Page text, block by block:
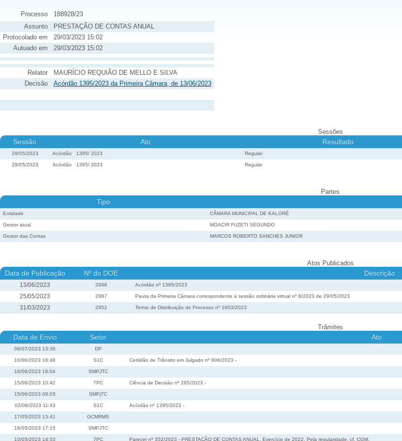
Processo
188928/23
Assunto
PRESTAÇÃO DE CONTAS ANUAL
Protocolado em
29/03/2023 15:02
Autuado em
29/03/2023 15:02
Relator
MAURÍCIO REQUIÃO DE MELLO E SILVA
Decisão
Acórdão 1395/2023 da Primeira Câmara, de 13/06/2023
Sessões
Sessão Ato Resultado
29/05/2023 Acórdão 1395/ 2023 Regular
29/05/2023 Acórdão 1395/ 2023 Regular
Partes
Tipo
Entidade CÂMARA MUNICIPAL DE KALORÉ
Gestor atual MOACIR FUZETI SEGUNDO
Gestor das Contas MARCOS ROBERTO SANCHES JUNIOR
Atos Publicados
Data de Publicação Nº do DOE Descrição
13/06/2023 2998 Acórdão nº 1395/2023
25/05/2023 2987 Pauta da Primeira Câmara correspondente à sessão ordinária virtual nº 8/2023 de 29/05/2023
31/03/2023 2952 Termo de Distribuição de Processo nº 1603/2023
Trâmites
Data de Envio Setor Ato
06/07/2023 13:36 DP
16/06/2023 16:48 S1C Certidão de Trânsito em Julgado nº 806/2023 -
16/06/2023 16:04 SMPJTC
15/06/2023 10:42 7PC Ciência de Decisão nº 285/2023 -
15/06/2023 09:03 SMPjTC
02/06/2023 11:43 S1C Acórdão nº 1395/2023 -
17/05/2023 13:41 GCMRMS
16/05/2023 17:15 SMPJTC
10/05/2023 14:53 7PC Parecer nº 352/2023 - PRESTAÇÃO DE CONTAS ANUAL. Exercício de 2022. Pela regularidade, cf. CGM.